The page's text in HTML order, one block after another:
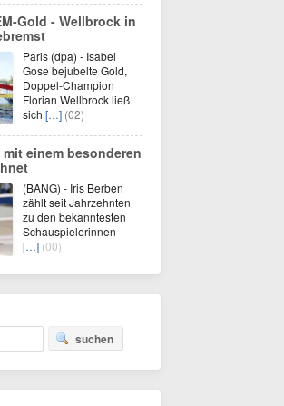
Gold - Wellbrock in
Paris (dpa) - Isabel
Gose bejubelte Gold,
Doppel-Champion
Florian Wellbrock ließ
sich […] (02)
einem besonderen
(BANG) - Iris Berben
zählt seit Jahrzehnten
zu den bekanntesten
Schauspielerinnen
[…] (00)
suchen